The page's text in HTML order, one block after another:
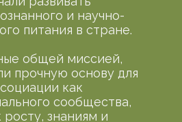
и научно-
питания в стране.
общей миссией,
прочную основу для
как
сообщества,
росту, знаниям и